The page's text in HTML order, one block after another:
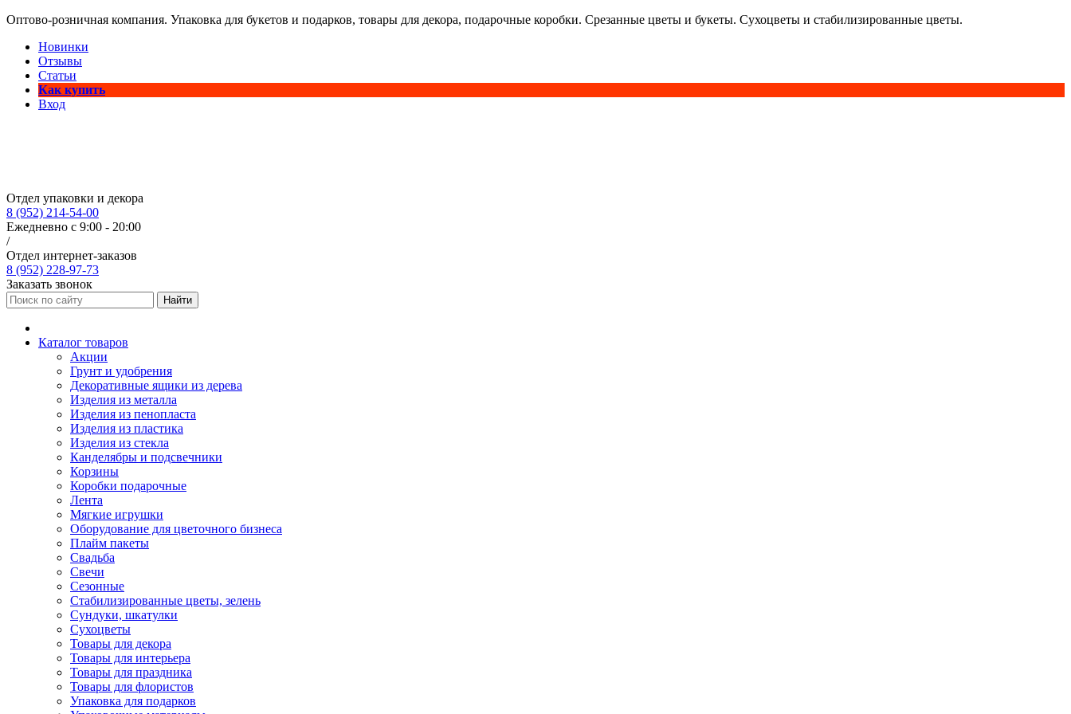
Оптово-розничная компания. Упаковка для букетов и подарков, товары для декора, подарочные коробки. Срезанные цветы и букеты. Сухоцветы и стабилизированные цветы.
Новинки
Отзывы
Статьи
Как купить
Вход
Отдел упаковки и декора
8 (952) 214-54-00
Ежедневно с 9:00 - 20:00
/
Отдел интернет-заказов
8 (952) 228-97-73
Заказать звонок
Найти
Каталог товаров
Акции
Грунт и удобрения
Декоративные ящики из дерева
Изделия из металла
Изделия из пенопласта
Изделия из пластика
Изделия из стекла
Канделябры и подсвечники
Корзины
Коробки подарочные
Лента
Мягкие игрушки
Оборудование для цветочного бизнеса
Плайм пакеты
Свадьба
Свечи
Сезонные
Стабилизированные цветы, зелень
Сундуки, шкатулки
Сухоцветы
Товары для декора
Товары для интерьера
Товары для праздника
Товары для флористов
Упаковка для подарков